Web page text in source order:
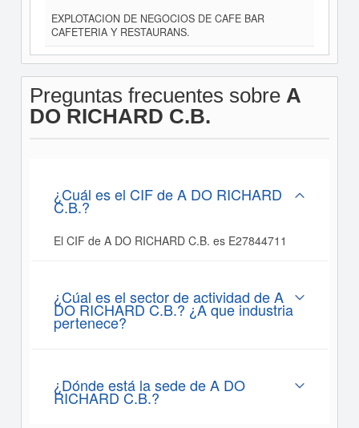
EXPLOTACION DE NEGOCIOS DE CAFE BAR
CAFETERIA Y RESTAURANS.
Preguntas frecuentes sobre A
DO RICHARD C.B.
¿Cuál es el CIF de A DO RICHARD
C.B.?
El CIF de A DO RICHARD C.B. es E27844711
¿Cúal es el sector de actividad de A
DO RICHARD C.B.? ¿A que industria
pertenece?
¿Dónde está la sede de A DO
RICHARD C.B.?